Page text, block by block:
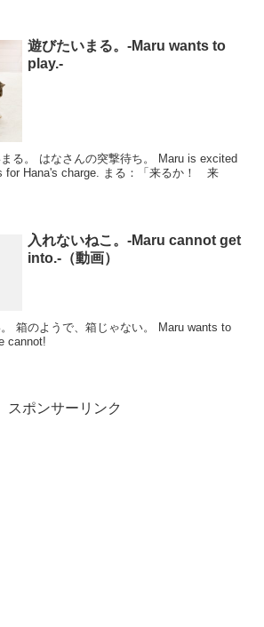
遊びたいまる。-Maru wants to
play.-
る。 はなさんの突撃待ち。 Maru is excited
まる：「来るか！ 来
入れないねこ。-Maru cannot get
into.-（動画）
箱のようで、箱じゃない。 Maru wants to
cannot!
スポンサーリンク